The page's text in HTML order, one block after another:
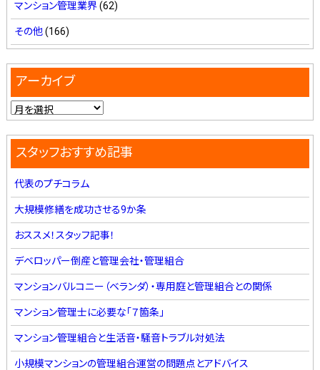
マンション管理業界(62)
その他(166)
アーカイブ
スタッフおすすめ記事
代表のプチコラム
大規模修繕を成功させる9か条
おススメ！スタッフ記事！
デベロッパー倒産と管理会社・管理組合
マンションバルコニー（ベランダ）・専用庭と管理組合との関係
マンション管理士に必要な「７箇条」
マンション管理組合と生活音・騒音トラブル対処法
小規模マンションの管理組合運営の問題点とアドバイス